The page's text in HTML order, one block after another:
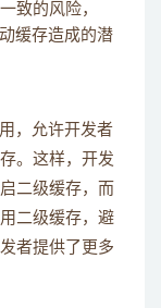
致的风险，
缓存造成的潜
，允许开发者
。这样，开发
二级缓存，而
二级缓存，避
者提供了更多